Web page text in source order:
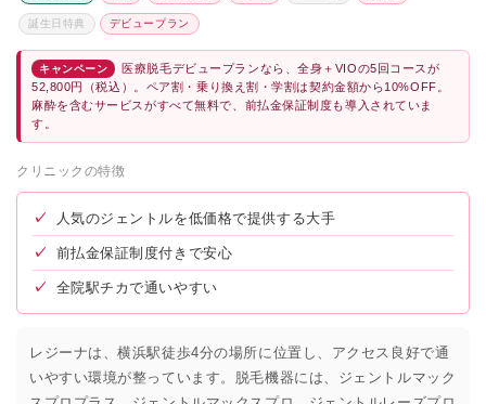
誕生日特典 デビュープラン
キャンペーン
医療脱毛デビュープランなら、全身＋VIOの5回コースが
52,800円（税込）。ペア割・乗り換え割・学割は契約金額から10%OFF。
麻酔を含むサービスがすべて無料で、前払金保証制度も導入されていま
す。
クリニックの特徴
✓ 人気のジェントルを低価格で提供する大手
✓ 前払金保証制度付きで安心
✓ 全院駅チカで通いやすい
レジーナは、横浜駅徒歩4分の場所に位置し、アクセス良好で通
いやすい環境が整っています。脱毛機器には、ジェントルマック